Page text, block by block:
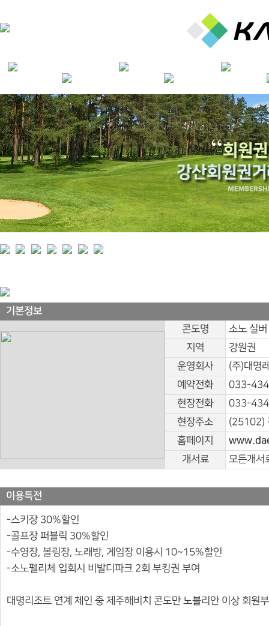
기본정보
콘도명
소노 실
지역
강원권
운영회사
(주)대명
예약전화
033-
현장전화
033-
현장주소
(25102)
홈페이지
개서료
모든개
이용특전
-스키장 30%할인
-골프장 퍼블릭 30%할인
-수영장, 볼링장, 노래방, 게임장 이용시 10~15%할인
-소노펠리체 입회시 비발디파크 2회 부킹권 부여
대명리조트 연계 체인 중 제주해비치 콘도만 노블리안 이상 회원